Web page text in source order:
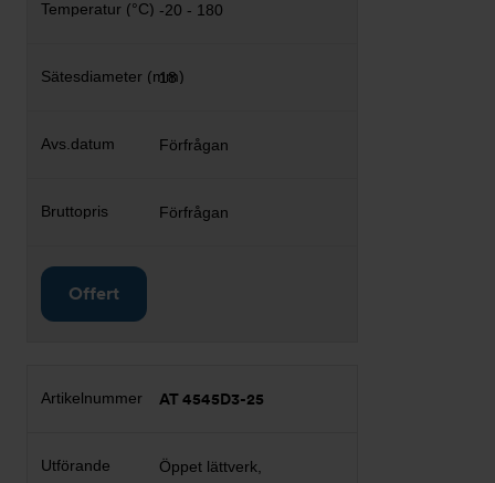
-20 - 180
18
Förfrågan
Förfrågan
Offert
AT 4545D3-25
Öppet lättverk,